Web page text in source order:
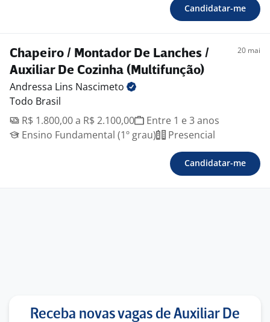
Candidatar-me
Chapeiro / Montador De Lanches /
Auxiliar De Cozinha (Multifunção)
20 mai
Andressa Lins Nascimeto
Todo Brasil
R$ 1.800,00 a R$ 2.100,00
Entre 1 e 3 anos
Ensino Fundamental (1º grau)
Presencial
Candidatar-me
Receba novas vagas de Auxiliar De